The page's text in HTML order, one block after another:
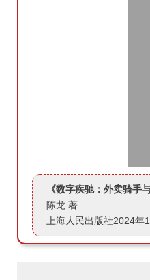
《数字疾驰：外卖骑手
陈龙 著
上海人民出版社2024年